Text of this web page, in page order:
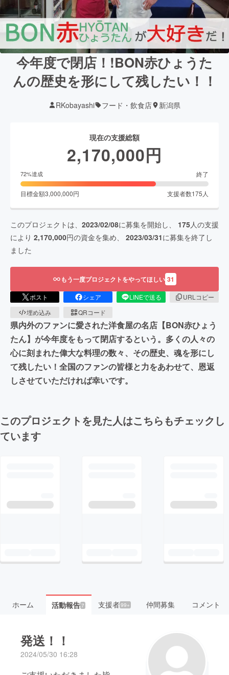
今年度で閉店！!BON赤ひょうた
んの歴史を形にして残したい！！
RKobayashi フード・飲食店 新潟県
現在の支援総額
2,170,000円
72%達成 終了
目標金額3,000,000円 支援者数175 人
このプロジェクトは、 2023/02/08に募集を開始し、 175人の支援
により 2,170,000円の資金を集め、 2023/03/31に募集を終了し
ました
もう一度プロジェクトをやってほしい 31
ポスト シェア LINEで送る
URLコピー
埋め込み
QRコード
県内外のファンに愛された洋食屋の名店【BON赤ひょう
たん】が今年度をもって閉店するという。多くの人々の
心に刻まれた偉大な料理の数々、その歴史、魂を形にし
て残したい！全国のファンの皆様と力をあわせて、恩返
しさせていただければ幸いです。
このプロジェクトを見た人はこちらもチェックし
ています
ホーム 活動報告7 支援者99+ 仲間募集 コメント
発送！！
2024/05/30 16:28